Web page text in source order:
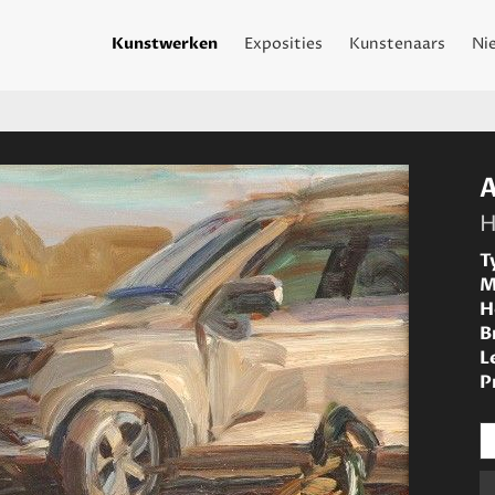
Kunstwerken Exposities Kunstenaars